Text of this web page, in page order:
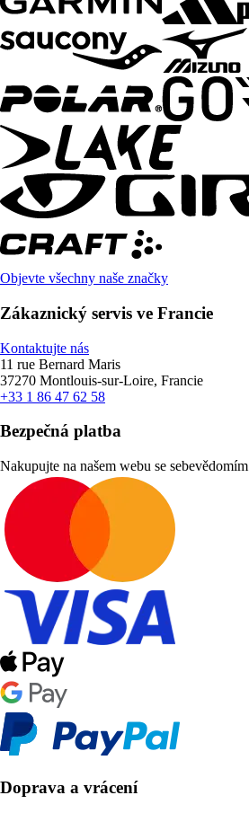
Objevte všechny naše značky
Zákaznický servis ve Francie
Kontaktujte nás
11 rue Bernard Maris
37270 Montlouis-sur-Loire, Francie
+33 1 86 47 62 58
Bezpečná platba
Nakupujte na našem webu se sebevědomím
Doprava a vrácení